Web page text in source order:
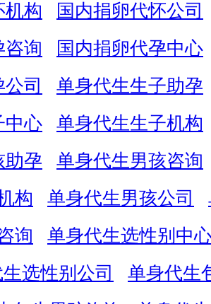
机构
国内捐卵代怀公司
咨询
国内捐卵代孕中心
司
单身代生生子助孕
中心
单身代生生子机构
助孕
单身代生男孩咨询
构
单身代生男孩公司
询
单身代生选性别中
选性别公司
单身代生